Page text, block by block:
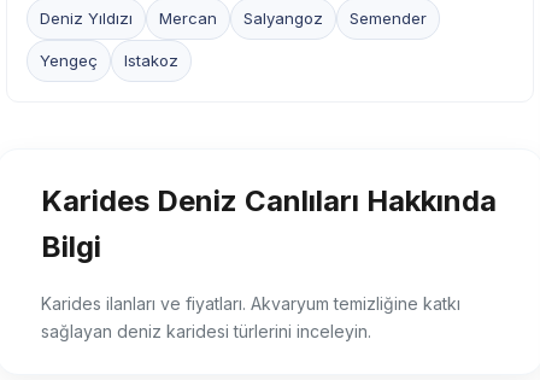
Deniz Yıldızı Mercan Salyangoz Semender
Yengeç Istakoz
Karides Deniz Canlıları Hakkında
Bilgi
Karides ilanları ve fiyatları. Akvaryum temizliğine katkı
sağlayan deniz karidesi türlerini inceleyin.